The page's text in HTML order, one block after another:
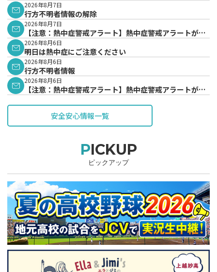
2026年8月7日
行方不明者情報の解除
2026年8月7日
【注意：熱中症警戒アラート】熱中症警戒アラートが発
表されています。
2026年8月6日
明日は熱中症にご注意ください
2026年8月6日
行方不明者情報
2026年8月6日
【注意：熱中症警戒アラート】熱中症警戒アラートが発
安全安心情報一覧
PICKUP
ピックアップ